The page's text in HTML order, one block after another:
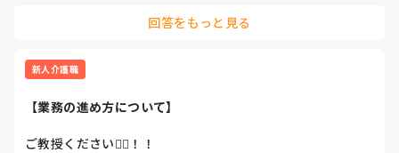
パニック状態みたいになって動きが遅いです。
毎日お腹も痛ければ、気持ちも焦りや不安でいっぱいいっぱ
回答をもっと見る
新人介護職
【業務の進め方について】
ご教授ください🙇‍♂️！！